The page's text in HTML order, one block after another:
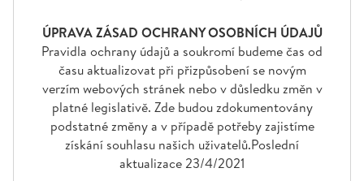
ÚPRAVA ZÁSAD OCHRANY OSOBNÍCH ÚDAJŮ
Pravidla ochrany údajů a soukromí budeme čas od
času aktualizovat při přizpůsobení se novým
verzím webových stránek nebo v důsledku změn v
platné legislativě. Zde budou zdokumentovány
podstatné změny a v případě potřeby zajistíme
získání souhlasu našich uživatelů.Poslední
aktualizace 23/4/2021